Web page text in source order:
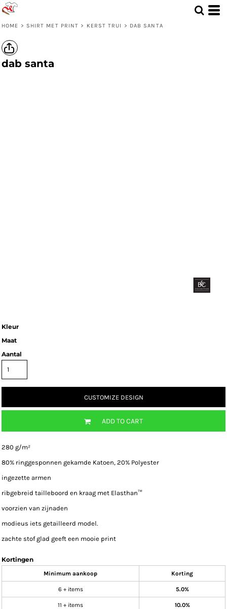
HOME > SHIRT MET PRINT > KERST TRUI > DAB SANTA
dab santa
Kleur
Maat
Aantal
CUSTOMIZE DESIGN
ADD TO CART
280 g/m²
80% ringgesponnen gekamde Katoen, 20% Polyester
ingezette armen
ribgebreid tailleboord en kraag met Elasthan™
voorzien van zijnaden
modieus iets getailleerd model.
zachte stof glad geeft een mooie print
Kortingen
Minimum aankoop Korting
6 + items 5.0%
11 + items 10.0%